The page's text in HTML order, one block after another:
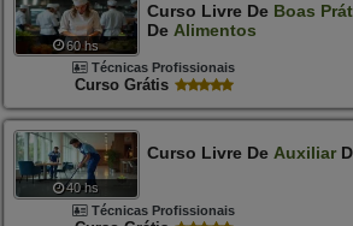
60 hs
Curso Livre De Boas
De Alimentos
Técnicas Profissionais
Curso Grátis
40 hs
Curso Livre De Auxiliar
Técnicas Profissionais